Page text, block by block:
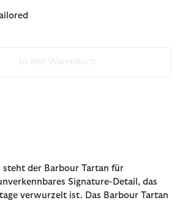
steht der Barbour Tartan für
Signature-Detail, das
verwurzelt ist. Das Barbour Tartan